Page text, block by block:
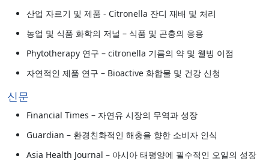
산업 자르기 및 제품 - Citronella 잔디 재배 및 처리
농업 및 식품 화학의 저널 – 식품 및 곤충의 응용
Phytotherapy 연구 – citronella 기름의 약 및 웰빙 이점
자연적인 제품 연구 – Bioactive 화합물 및 건강 신청
신문
Financial Times – 자연유 시장의 무역과 성장
Guardian – 환경친화적인 해충을 향한 소비자 인식
Asia Health Journal – 아시아 태평양에 필수적인 오일의 성장